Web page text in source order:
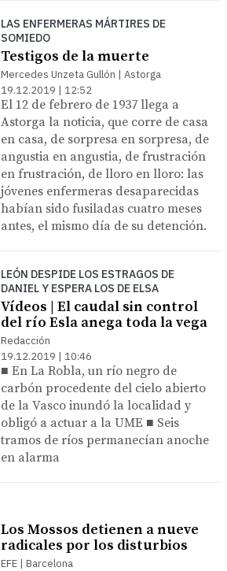
LAS ENFERMERAS MÁRTIRES DE
SOMIEDO
Testigos de la muerte
Mercedes Unzeta Gullón | Astorga
19.12.2019 | 12:52
El 12 de febrero de 1937 llega a
Astorga la noticia, que corre de casa
en casa, de sorpresa en sorpresa, de
angustia en angustia, de frustración
en frustración, de lloro en lloro: las
jóvenes enfermeras desaparecidas
habían sido fusiladas cuatro meses
antes, el mismo día de su detención.
LEÓN DESPIDE LOS ESTRAGOS DE
DANIEL Y ESPERA LOS DE ELSA
Vídeos | El caudal sin control
del río Esla anega toda la vega
Redacción
19.12.2019 | 10:46
■ En La Robla, un río negro de
carbón procedente del cielo abierto
de la Vasco inundó la localidad y
obligó a actuar a la UME ■ Seis
tramos de ríos permanecían anoche
en alarma
Los Mossos detienen a nueve
radicales por los disturbios
EFE | Barcelona